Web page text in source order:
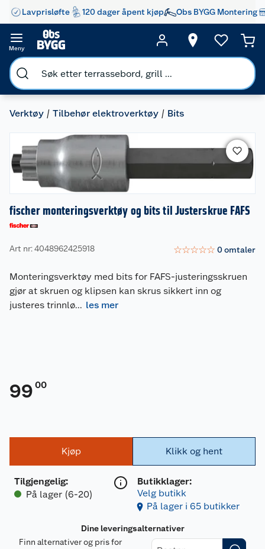
Lavprisløfte 120 dager åpent kjøp Obs BYGG Montering
Meny
Verktøy Tilbehør elektroverktøy Bits
fischer monteringsverktøy og bits til Justerskrue FAFS
Art nr: 4048962425918 ☆☆☆☆☆ 0omtaler
Monteringsverktøy med bits for FAFS-justeringsskruen
gjør at skruen og klipsen kan skrus sikkert inn og
justeres trinnlø... les mer
99 00
Kjøp
Tilgjengelig:
På lager (6-20)
Klikk og hent
Butikklager:
Velg butikk
På lager i 65 butikker
Dine leveringsalternativer
Finn alternativer og pris for